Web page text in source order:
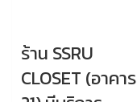
ร้าน SSRU
CLOSET (อาคาร